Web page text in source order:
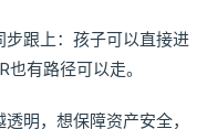
跟上：孩子可以直接进
有路径可以走。
明，想保障资产安全，